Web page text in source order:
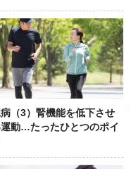
（3）腎機能を低下させ
動…たったひとつのポイ